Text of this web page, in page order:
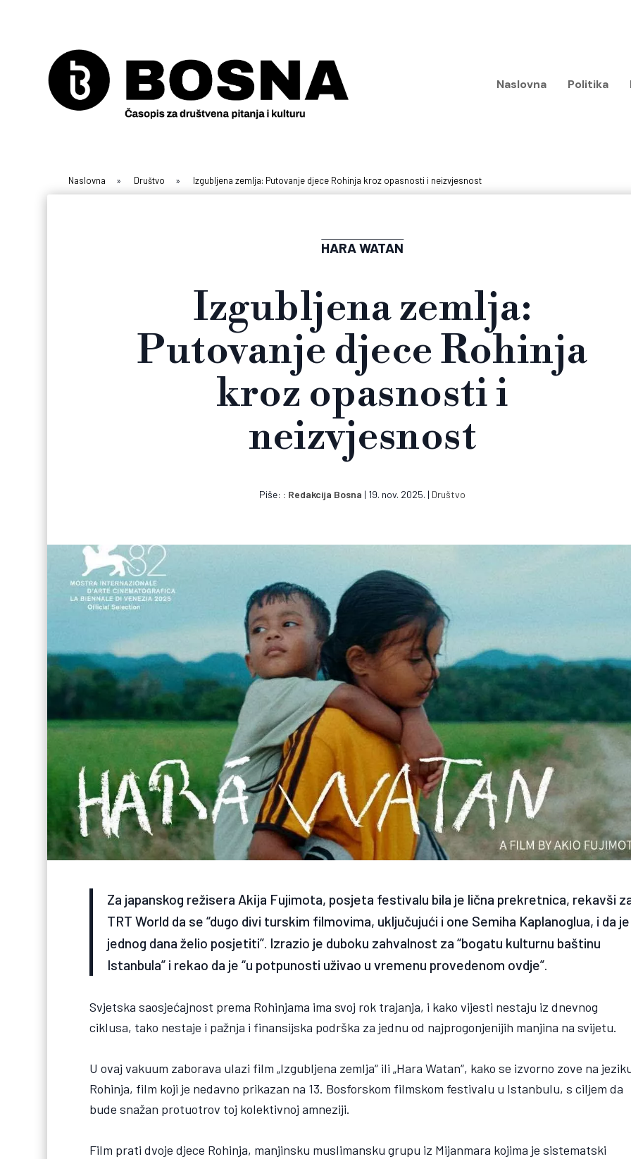
Naslovna Politika
Naslovna » Društvo » Izgubljena zemlja: Putovanje djece Rohinja kroz opasnosti i neizvjesnost
HARA WATAN
Izgubljena zemlja:
Putovanje djece Rohinja
kroz opasnosti i
neizvjesnost
Piše: Redakcija Bosna | 19. nov. 2025. | Društvo
Za japanskog režisera Akija Fujimota, posjeta festivalu bila je lična prekretnica, rekavši
TRT World da se “dugo divi turskim filmovima, uključujući i one Semiha Kaplanoglua, i da je
jednog dana želio posjetiti”. Izrazio je duboku zahvalnost za “bogatu kulturnu baštinu
Istanbula” i rekao da je “u potpunosti uživao u vremenu provedenom ovdje”.
Svjetska saosjećajnost prema Rohinjama ima svoj rok trajanja, i kako vijesti nestaju iz dnevnog
ciklusa, tako nestaje i pažnja i finansijska podrška za jednu od najprogonjenijih manjina na svijetu.
U ovaj vakuum zaborava ulazi film „Izgubljena zemlja“ ili „Hara Watan“, kako se izvorno zove na
Rohinja, film koji je nedavno prikazan na 13. Bosforskom filmskom festivalu u Istanbulu, s ciljem da
bude snažan protuotrov toj kolektivnoj amneziji.
Film prati dvoje djece Rohinja, manjinsku muslimansku grupu iz Mijanmara kojima je sistematski